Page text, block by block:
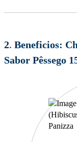
2. Beneficios:
Sabor Pêssego